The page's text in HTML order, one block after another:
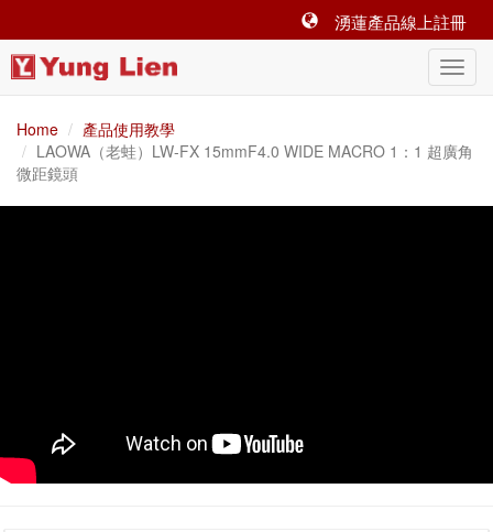
湧蓮產品線上註冊
Home
產品使用教學
LAOWA（老蛙）LW-FX 15mmF4.0 WIDE MACRO 1：1 超廣角
微距鏡頭